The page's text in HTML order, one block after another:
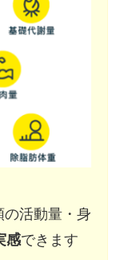
の活動量・身
感できます